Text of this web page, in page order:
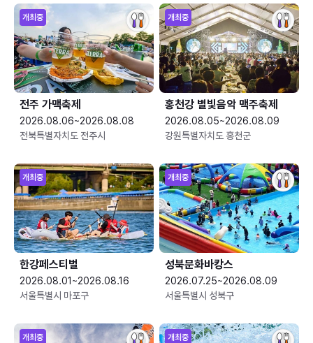
개최중
전주 가맥축제
2026.08.06~2026.08.08
전북특별자치도 전주시
개최중
홍천강 별빛음악 맥주축제
2026.08.05~2026.08.09
강원특별자치도 홍천군
개최중
한강페스티벌
2026.08.01~2026.08.16
서울특별시 마포구
개최중
성북문화바캉스
2026.07.25~2026.08.09
서울특별시 성북구
개최중 개최중